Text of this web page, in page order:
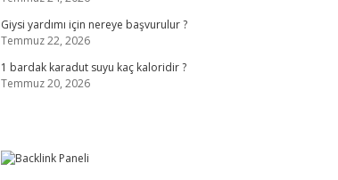
Giysi yardımı için nereye başvurulur ?
Temmuz 22, 2026
1 bardak karadut suyu kaç kaloridir ?
Temmuz 20, 2026